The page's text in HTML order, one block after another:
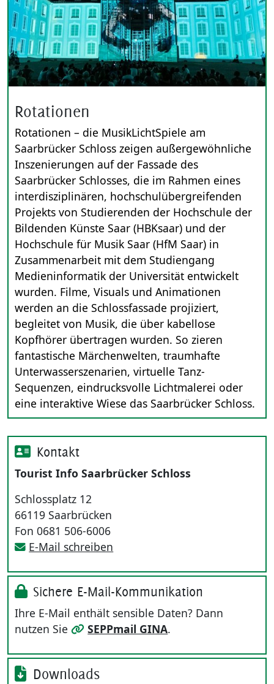
Rotationen
Rotationen – die MusikLichtSpiele am
Saarbrücker Schloss zeigen außergewöhnliche
Inszenierungen auf der Fassade des
Saarbrücker Schlosses, die im Rahmen eines
interdisziplinären, hochschulübergreifenden
Projekts von Studierenden der Hochschule der
Bildenden Künste Saar (HBKsaar) und der
Hochschule für Musik Saar (HfM Saar) in
Zusammenarbeit mit dem Studiengang
Medieninformatik der Universität entwickelt
wurden. Filme, Visuals und Animationen
werden an die Schlossfassade projiziert,
begleitet von Musik, die über kabellose
Kopfhörer übertragen wurden. So zieren
fantastische Märchenwelten, traumhafte
Unterwasserszenarien, virtuelle Tanz-
Sequenzen, eindrucksvolle Lichtmalerei oder
eine interaktive Wiese das Saarbrücker Schloss.
Kontakt
Tourist Info Saarbrücker Schloss
Schlossplatz 12
66119 Saarbrücken
Fon 0681 506-6006
E-Mail schreiben
Sichere E-Mail-Kommunikation
Ihre E-Mail enthält sensible Daten? Dann
nutzen Sie
SEPPmail GINA.
Downloads